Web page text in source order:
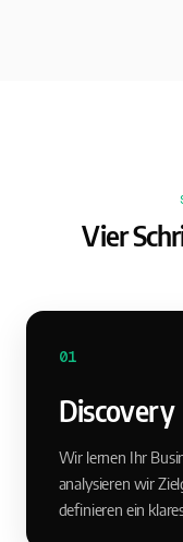
Vier
01
Discovery
Wir lernen Ihr
analysieren wir
definieren ein